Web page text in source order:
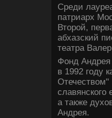
Среди
патриарх
Второй,
абхазский
театра
Фонд Андрея
в 1992 году
Отечеством"
славянского
а также
Андрея.